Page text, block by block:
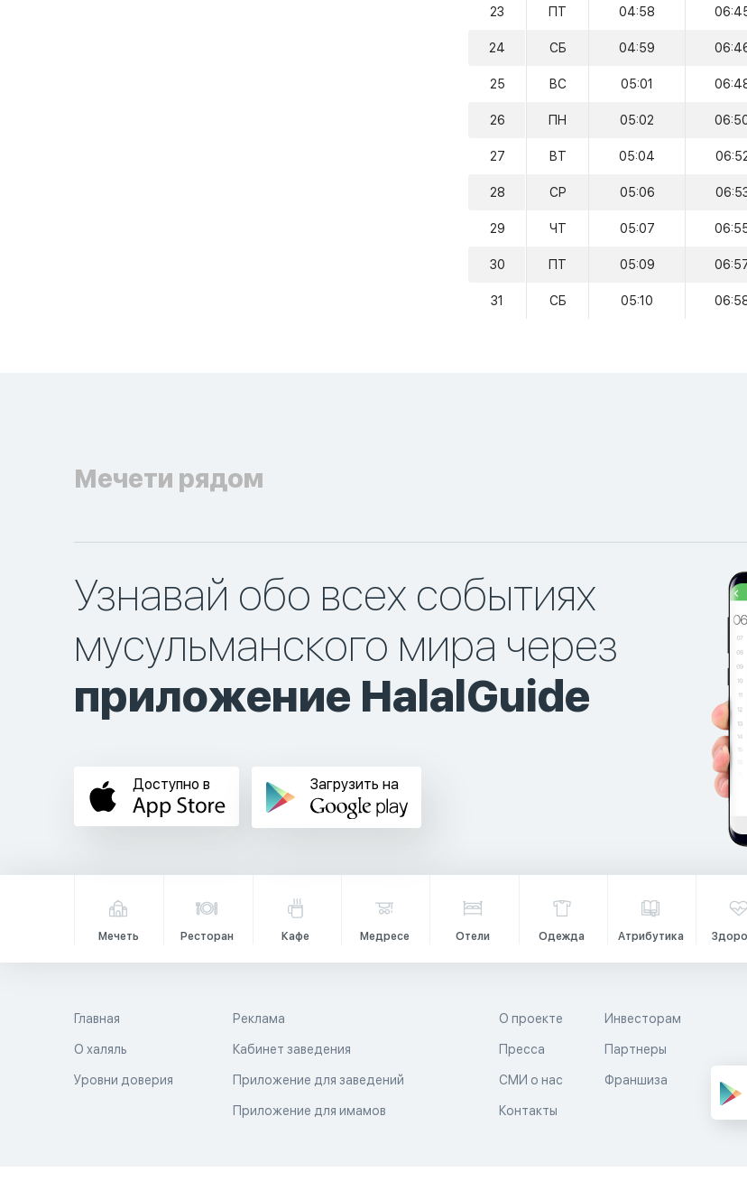
23 ПТ 04:58
24 СБ 04:59
25 ВС 05:01
26 ПН 05:02
27 ВТ 05:04
28 СР 05:06
29 ЧТ 05:07
30 ПТ 05:09
31 СБ 05:10
Мечети рядом
Узнавай обо всех событиях
мусульманского мира через
приложение HalalGuide
Доступно в Загрузить на
Мечеть Ресторан Кафе Медресе Отели Одежда Атрибутика
Главная
О халяль
Уровни доверия
Реклама
Кабинет заведения
Приложение для заведений
Приложение для имамов
О проекте
Пресса
СМИ о нас
Контакты
Инвесторам
Партнеры
Франшиза